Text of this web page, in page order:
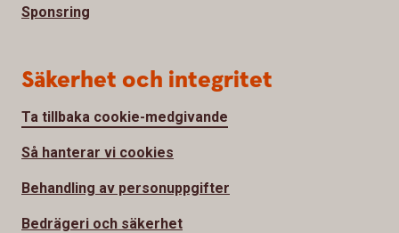
Sponsring
Säkerhet och integritet
Ta tillbaka cookie-medgivande
Så hanterar vi cookies
Behandling av personuppgifter
Bedrägeri och säkerhet